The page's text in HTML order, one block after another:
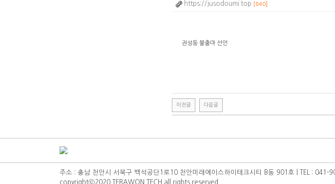
https://jusodoumi.top [840]
권성동 불출마 선언
n
a
z
f
이전글 다음글
주소 : 충남 천안시 서북구 백석공단1로10 천안미래에이스하이테크시티 B동 901호 | TEL :
copyrightⓒ2020 TERAWON TECH all rights reserved.